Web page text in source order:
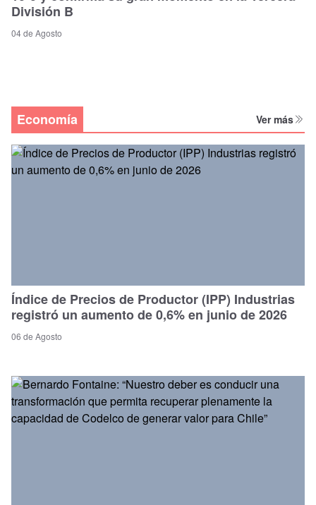
División B
04 de Agosto
Economía Ver más
Índice de Precios de Productor (IPP) Industrias
registró un aumento de 0,6% en junio de 2026
06 de Agosto